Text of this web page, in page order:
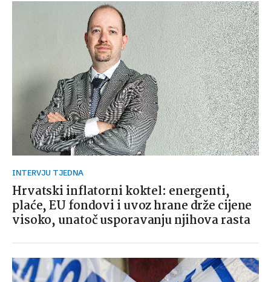
INTERVJU TJEDNA
Hrvatski inflatorni koktel: energenti,
plaće, EU fondovi i uvoz hrane drže cijene
visoko, unatoč usporavanju njihova rasta